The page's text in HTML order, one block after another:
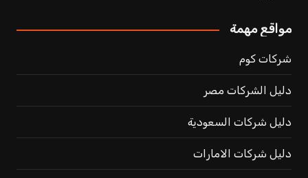
مواقع مهمة
شركات كوم
دليل الشركات مصر
دليل شركات السعودية
دليل شركات الامارات